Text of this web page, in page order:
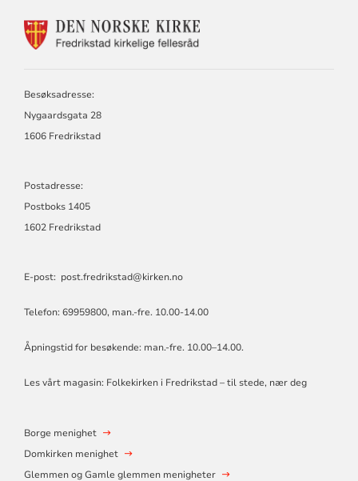
KONTAKTINFORMASJON
FOR
Besøksadresse:
Nygaardsgata 28
1606 Fredrikstad
Postadresse:
Postboks 1405
1602 Fredrikstad
E-post: post.fredrikstad@kirken.no
Telefon: 69959800, man.-fre. 10.00-14.00
Åpningstid for besøkende: man.-fre. 10.00–14.00.
Les vårt magasin: Folkekirken i Fredrikstad – til stede, nær deg
Borge menighet
Domkirken menighet
Glemmen og Gamle glemmen menigheter